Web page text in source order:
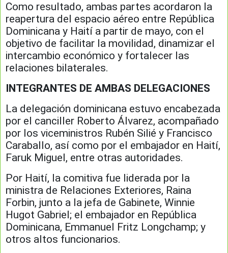
Como resultado, ambas partes acordaron la
reapertura del espacio aéreo entre República
Dominicana y Haití a partir de mayo, con el
objetivo de facilitar la movilidad, dinamizar el
intercambio económico y fortalecer las
relaciones bilaterales.
INTEGRANTES DE AMBAS DELEGACIONES
La delegación dominicana estuvo encabezada
por el canciller Roberto Álvarez, acompañado
por los viceministros Rubén Silié y Francisco
Caraballo, así como por el embajador en Haití,
Faruk Miguel, entre otras autoridades.
Por Haití, la comitiva fue liderada por la
ministra de Relaciones Exteriores, Raina
Forbin, junto a la jefa de Gabinete, Winnie
Hugot Gabriel; el embajador en República
Dominicana, Emmanuel Fritz Longchamp; y
otros altos funcionarios.